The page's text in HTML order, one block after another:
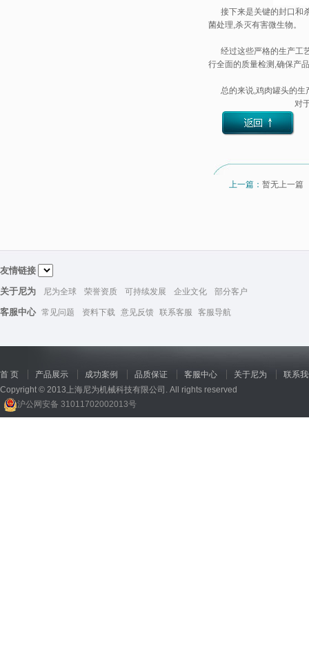
接下来是关键的封口和
菌处理,杀灭有害微生物。
经过这些严格的生产工
行全面的质量检测,确保产
总的来说,鸡肉罐头的生
对
上一篇： 暂无上一篇
友情链接
关于尼为
尼为全球 荣誉资质 可持续发展 企业文化 部分客户
客服中心 常见问题 资料下载 意见反馈 联系客服 客服导航
首 页 产品展示 成功案例 品质保证 客服中心 关于尼为
联系
Copyright © 2013上海尼为机械科技有限公司. All rights reserved
沪公网安备 31011702002013号